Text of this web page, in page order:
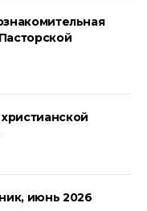
июнь 2026